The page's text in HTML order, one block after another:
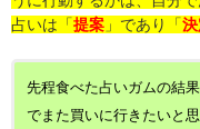
占いは「提案 」であり「
先程食べた占いガムの結
でまた買いに行きたいと思